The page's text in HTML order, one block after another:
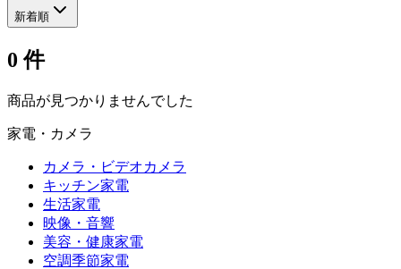
新着順
0 件
商品が見つかりませんでした
家電・カメラ
カメラ・ビデオカメラ
キッチン家電
生活家電
映像・音響
美容・健康家電
空調季節家電